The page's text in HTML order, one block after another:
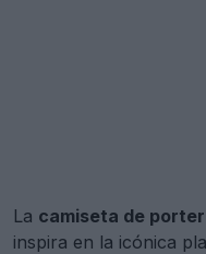
La camiseta de
inspira en la icónica